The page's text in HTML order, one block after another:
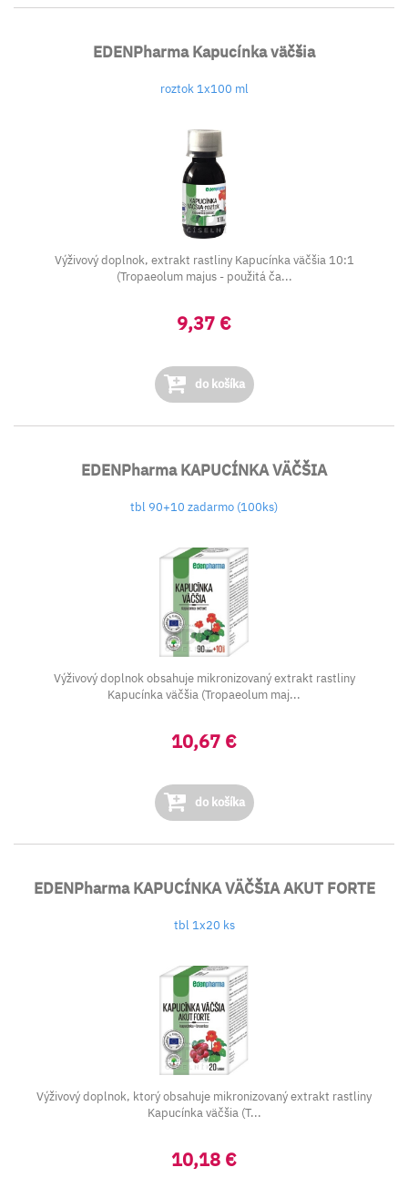
EDENPharma Kapucínka väčšia
roztok 1x100 ml
Výživový doplnok, extrakt rastliny Kapucínka väčšia 10:1
(Tropaeolum majus - použitá ča...
9,37 €
do košíka
EDENPharma KAPUCÍNKA VÄČŠIA
tbl 90+10 zadarmo (100ks)
Výživový doplnok obsahuje mikronizovaný extrakt rastliny
Kapucínka väčšia (Tropaeolum maj...
10,67 €
do košíka
EDENPharma KAPUCÍNKA VÄČŠIA AKUT FORTE
tbl 1x20 ks
Výživový doplnok, ktorý obsahuje mikronizovaný extrakt rastliny
Kapucínka väčšia (T...
10,18 €